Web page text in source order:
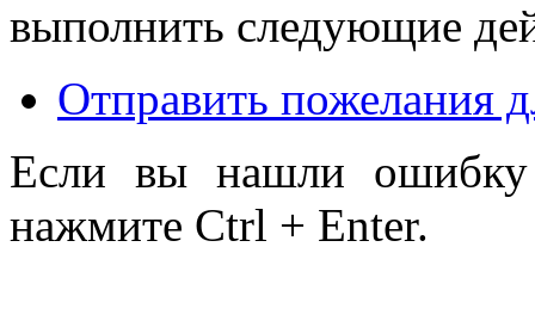
выполнить следующие
Отправить пожелания
Если вы нашли ошибку
нажмите Ctrl + Enter.